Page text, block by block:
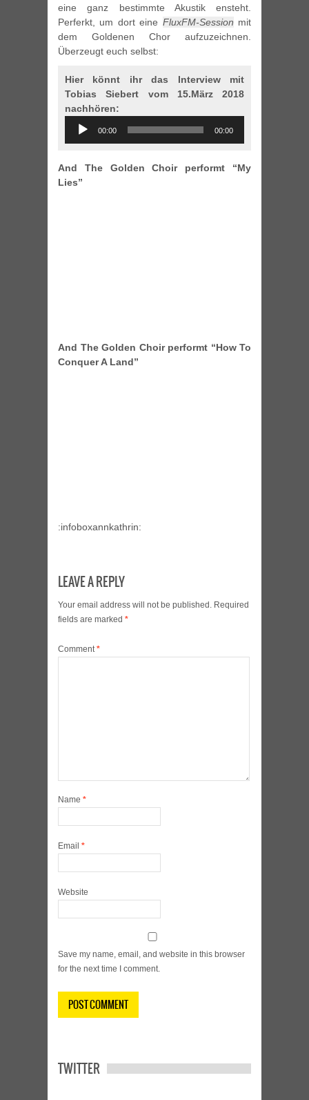
eine ganz bestimmte Akustik ensteht.
Perferkt, um dort eine FluxFM-Session mit
dem Goldenen Chor aufzuzeichnen.
Überzeugt euch selbst:
Hier könnt ihr das Interview mit
Tobias Siebert vom 15.März 2018
nachhören:
Audio
Player
00:00 00:00
And The Golden Choir performt “My
Lies”
And The Golden Choir performt “How To
Conquer A Land”
:infoboxannkathrin:
LEAVE A REPLY
Your email address will not be published. Required
fields are marked *
Comment*
Name *
Email *
Website
Save my name, email, and website in this browser
for the next time I comment.
TWITTER